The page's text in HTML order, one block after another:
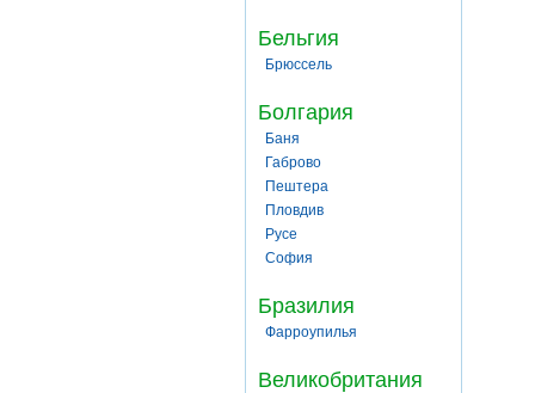
Бельгия
Брюссель
Болгария
Баня
Габрово
Пештера
Пловдив
Русе
София
Бразилия
Фарроупилья
Великобритания